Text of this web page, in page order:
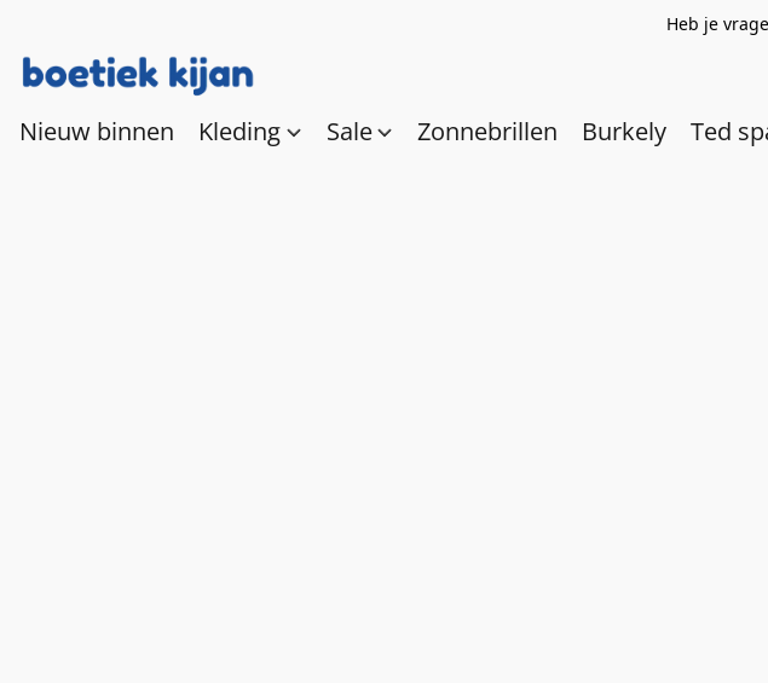
Heb je
Nieuw binnen Kleding Sale Zonnebrillen Burkely Ted